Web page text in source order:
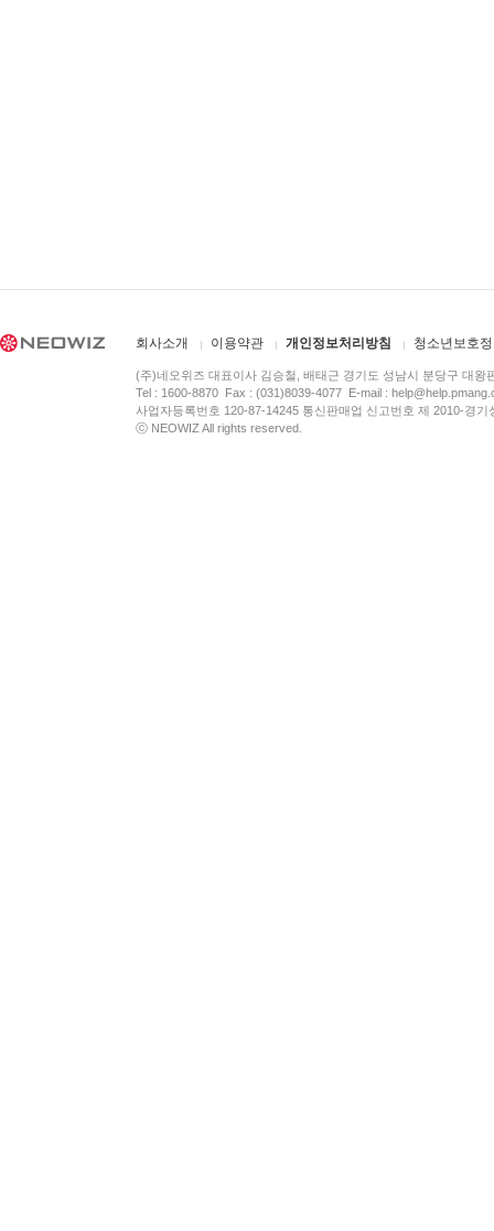
회사소개 이용약관 개인정보처리방침 청소년보호
(주)네오위즈 대표이사 김승철, 배태근 경기도 성남시 분당구 대왕
Tel : 1600-8870 Fax : (031)8039-4077 E-mail :
사업자등록번호 120-87-14245 통신판매업 신고번호 제 2010-경
ⓒ NEOWIZ All rights reserved.